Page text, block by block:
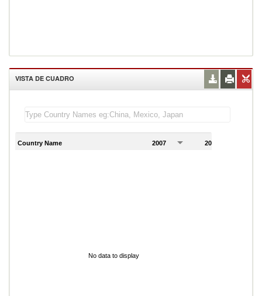
VISTA DE CUADRO
Country Name 2007 2008
No data to display